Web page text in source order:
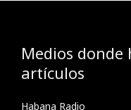
Medios donde
artículos
Habana Radio